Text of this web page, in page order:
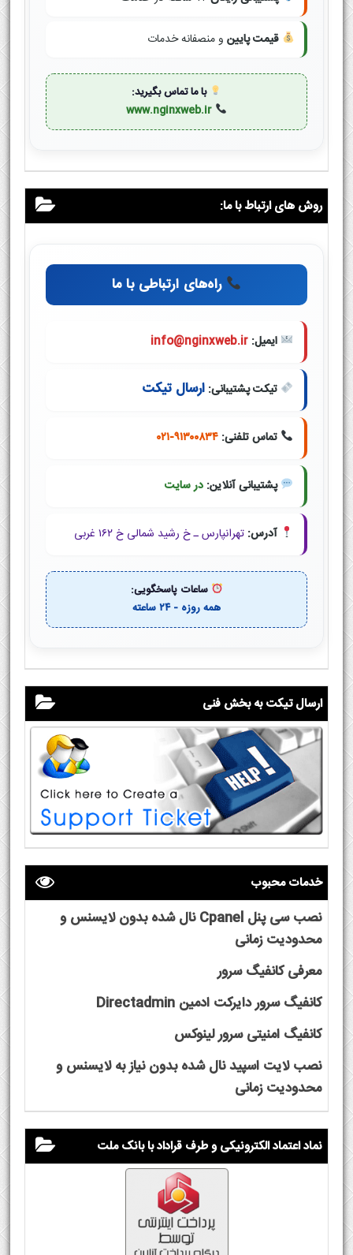
قیمت پایین و منصفانه خدمات
با ما تماس بگیرید:
www.nginxweb.ir
روش های ارتباط با ما:
راه‌های ارتباطی با ما
ایمیل: info@nginxweb.ir
تیکت پشتیبانی: ارسال تیکت
تماس تلفنی: ۰۲۱-۹۱۳۰۰۸۳۴
پشتیبانی آنلاین: در سایت
آدرس: تهرانپارس ـ خ رشید شمالی خ ۱۶۲ غربی
ساعات پاسخگویی:
همه روزه - ۲۴ ساعته
ارسال تیکت به بخش فنی
خدمات محبوب
نصب سی پنل Cpanel نال شده بدون لایسنس و
محدودیت زمانی
معرفی کانفیگ سرور
کانفیگ سرور دایرکت ادمین Directadmin
کانفیگ امنیتی سرور لینوکس
نصب لایت اسپید نال شده بدون نیاز به لایسنس و
محدودیت زمانی
نماد اعتماد الکترونیکی و طرف قراداد با بانک ملت